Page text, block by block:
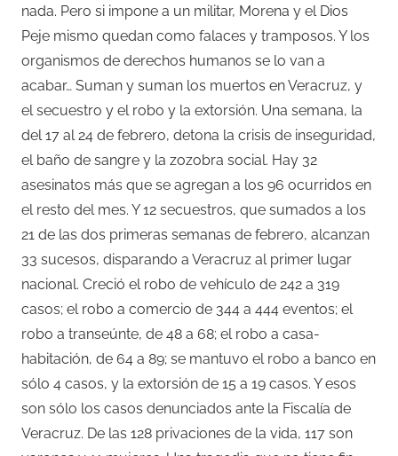
nada. Pero si impone a un militar, Morena y el Dios
Peje mismo quedan como falaces y tramposos. Y los
organismos de derechos humanos se lo van a
acabar… Suman y suman los muertos en Veracruz, y
el secuestro y el robo y la extorsión. Una semana, la
del 17 al 24 de febrero, detona la crisis de inseguridad,
el baño de sangre y la zozobra social. Hay 32
asesinatos más que se agregan a los 96 ocurridos en
el resto del mes. Y 12 secuestros, que sumados a los
21 de las dos primeras semanas de febrero, alcanzan
33 sucesos, disparando a Veracruz al primer lugar
nacional. Creció el robo de vehículo de 242 a 319
casos; el robo a comercio de 344 a 444 eventos; el
robo a transeúnte, de 48 a 68; el robo a casa-
habitación, de 64 a 89; se mantuvo el robo a banco en
sólo 4 casos, y la extorsión de 15 a 19 casos. Y esos
son sólo los casos denunciados ante la Fiscalía de
Veracruz. De las 128 privaciones de la vida, 117 son